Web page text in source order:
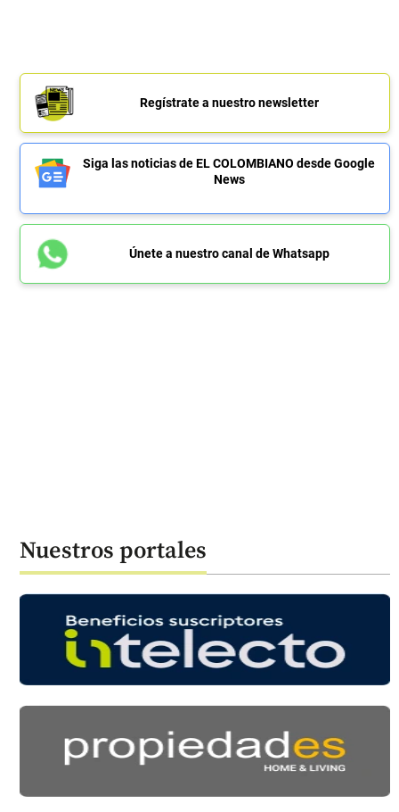
Regístrate a nuestro newsletter
Siga las noticias de EL COLOMBIANO desde Google
News
Únete a nuestro canal de Whatsapp
Nuestros portales